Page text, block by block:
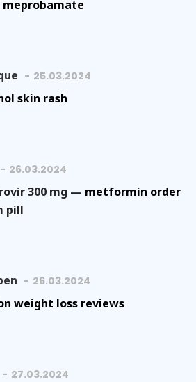
meprobamate
25.03.2024
skin rash
26.03.2024
300 mg — metformin order
pill
26.03.2024
weight loss reviews
27.03.2024